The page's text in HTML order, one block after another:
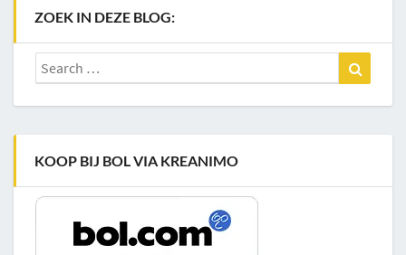
ZOEK IN DEZE BLOG:
Search
for:
KOOP BIJ BOL VIA KREANIMO